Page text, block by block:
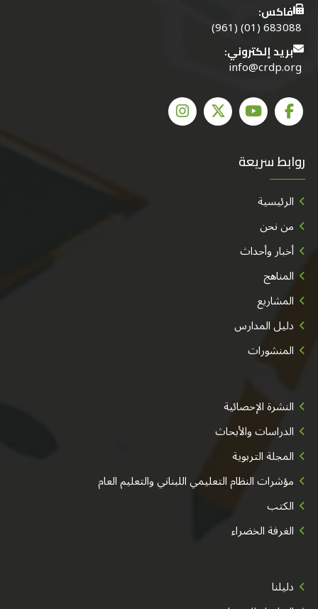
فاكس:
683088 (01) (961)
بريد إلكتروني:
info@crdp.org
روابط سريعة
الرئيسية
من نحن
أخبار وأحداث
المناهج
المشاريع
دليل المدارس
المنشورات
النشرة الإحصائية
الدراسات والأبحاث
المجلة التربوية
مؤشرات النظام التعليمي اللبناني والتعليم العام
الكتب
الغرفة الخضراء
دليلنا